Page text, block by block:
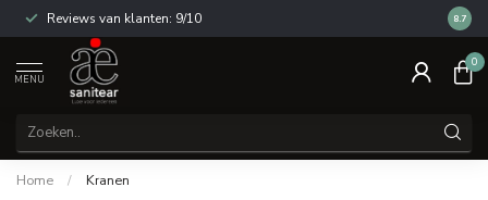
Reviews van klanten: 9/10 14
8.7
MENU
0
Home / Kranen